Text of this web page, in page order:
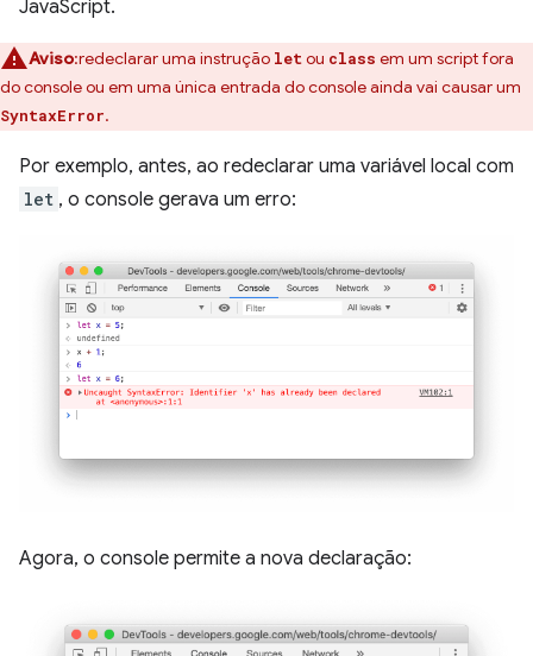
JavaScript.
Aviso:redeclarar uma instrução let ou class em um script fora
do console ou em uma única entrada do console ainda vai causar um
SyntaxError.
Por exemplo, antes, ao redeclarar uma variável local com
let , o console gerava um erro:
Agora, o console permite a nova declaração: